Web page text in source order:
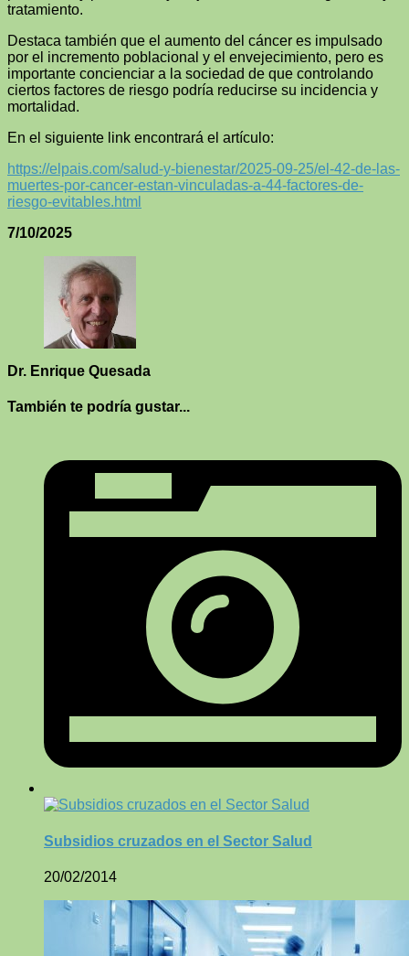
tratamiento.
Destaca también que el aumento del cáncer es impulsado
por el incremento poblacional y el envejecimiento, pero es
importante concienciar a la sociedad de que controlando
ciertos factores de riesgo podría reducirse su incidencia y
mortalidad.
En el siguiente link encontrará el artículo:
https://elpais.com/salud-y-bienestar/2025-09-25/el-42-de-las-
muertes-por-cancer-estan-vinculadas-a-44-factores-de-
riesgo-evitables.html
7/10/2025
Dr. Enrique Quesada
También te podría gustar...
Subsidios cruzados en el Sector Salud
20/02/2014